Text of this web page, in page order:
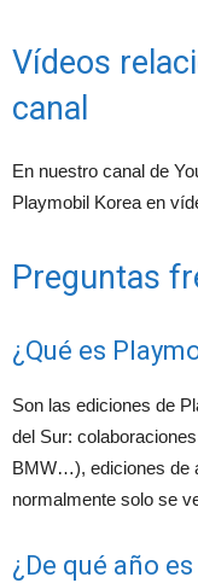
Vídeos
canal
En nuestro canal de
Playmobil Korea en
Preguntas
¿Qué es
Son las ediciones de
del Sur:
BMW…), ediciones de
normalmente solo se
¿De qué año